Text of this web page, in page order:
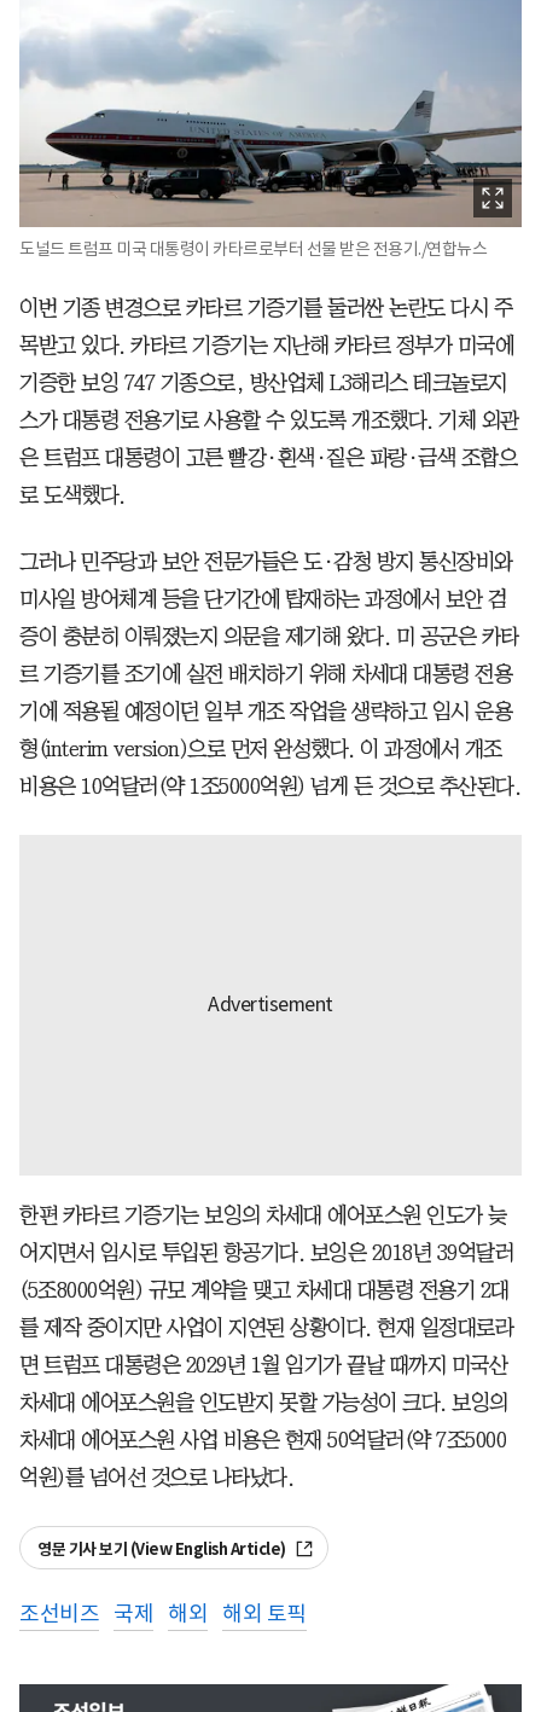
도널드 트럼프 미국 대통령이 카타르로부터 선물 받은 전용기./연합뉴스
이번 기종 변경으로 카타르 기증기를 둘러싼 논란도 다시 주
목받고 있다. 카타르 기증기는 지난해 카타르 정부가 미국에
기증한 보잉 747 기종으로, 방산업체 L3해리스 테크놀로지
스가 대통령 전용기로 사용할 수 있도록 개조했다. 기체 외관
은 트럼프 대통령이 고른 빨강·흰색·짙은 파랑·금색 조합으
로 도색했다.
그러나 민주당과 보안 전문가들은 도·감청 방지 통신장비와
미사일 방어체계 등을 단기간에 탑재하는 과정에서 보안 검
증이 충분히 이뤄졌는지 의문을 제기해 왔다. 미 공군은 카타
르 기증기를 조기에 실전 배치하기 위해 차세대 대통령 전용
기에 적용될 예정이던 일부 개조 작업을 생략하고 임시 운용
형(interim version)으로 먼저 완성했다. 이 과정에서 개조
비용은 10억달러(약 1조5000억원) 넘게 든 것으로 추산된다.
한편 카타르 기증기는 보잉의 차세대 에어포스원 인도가 늦
어지면서 임시로 투입된 항공기다. 보잉은 2018년 39억달러
(5조8000억원) 규모 계약을 맺고 차세대 대통령 전용기 2대
를 제작 중이지만 사업이 지연된 상황이다. 현재 일정대로라
면 트럼프 대통령은 2029년 1월 임기가 끝날 때까지 미국산
차세대 에어포스원을 인도받지 못할 가능성이 크다. 보잉의
차세대 에어포스원 사업 비용은 현재 50억달러(약 7조5000
억원)를 넘어선 것으로 나타났다.
영문 기사 보기 (View English Article)
조선비즈 국제 해외 해외 토픽